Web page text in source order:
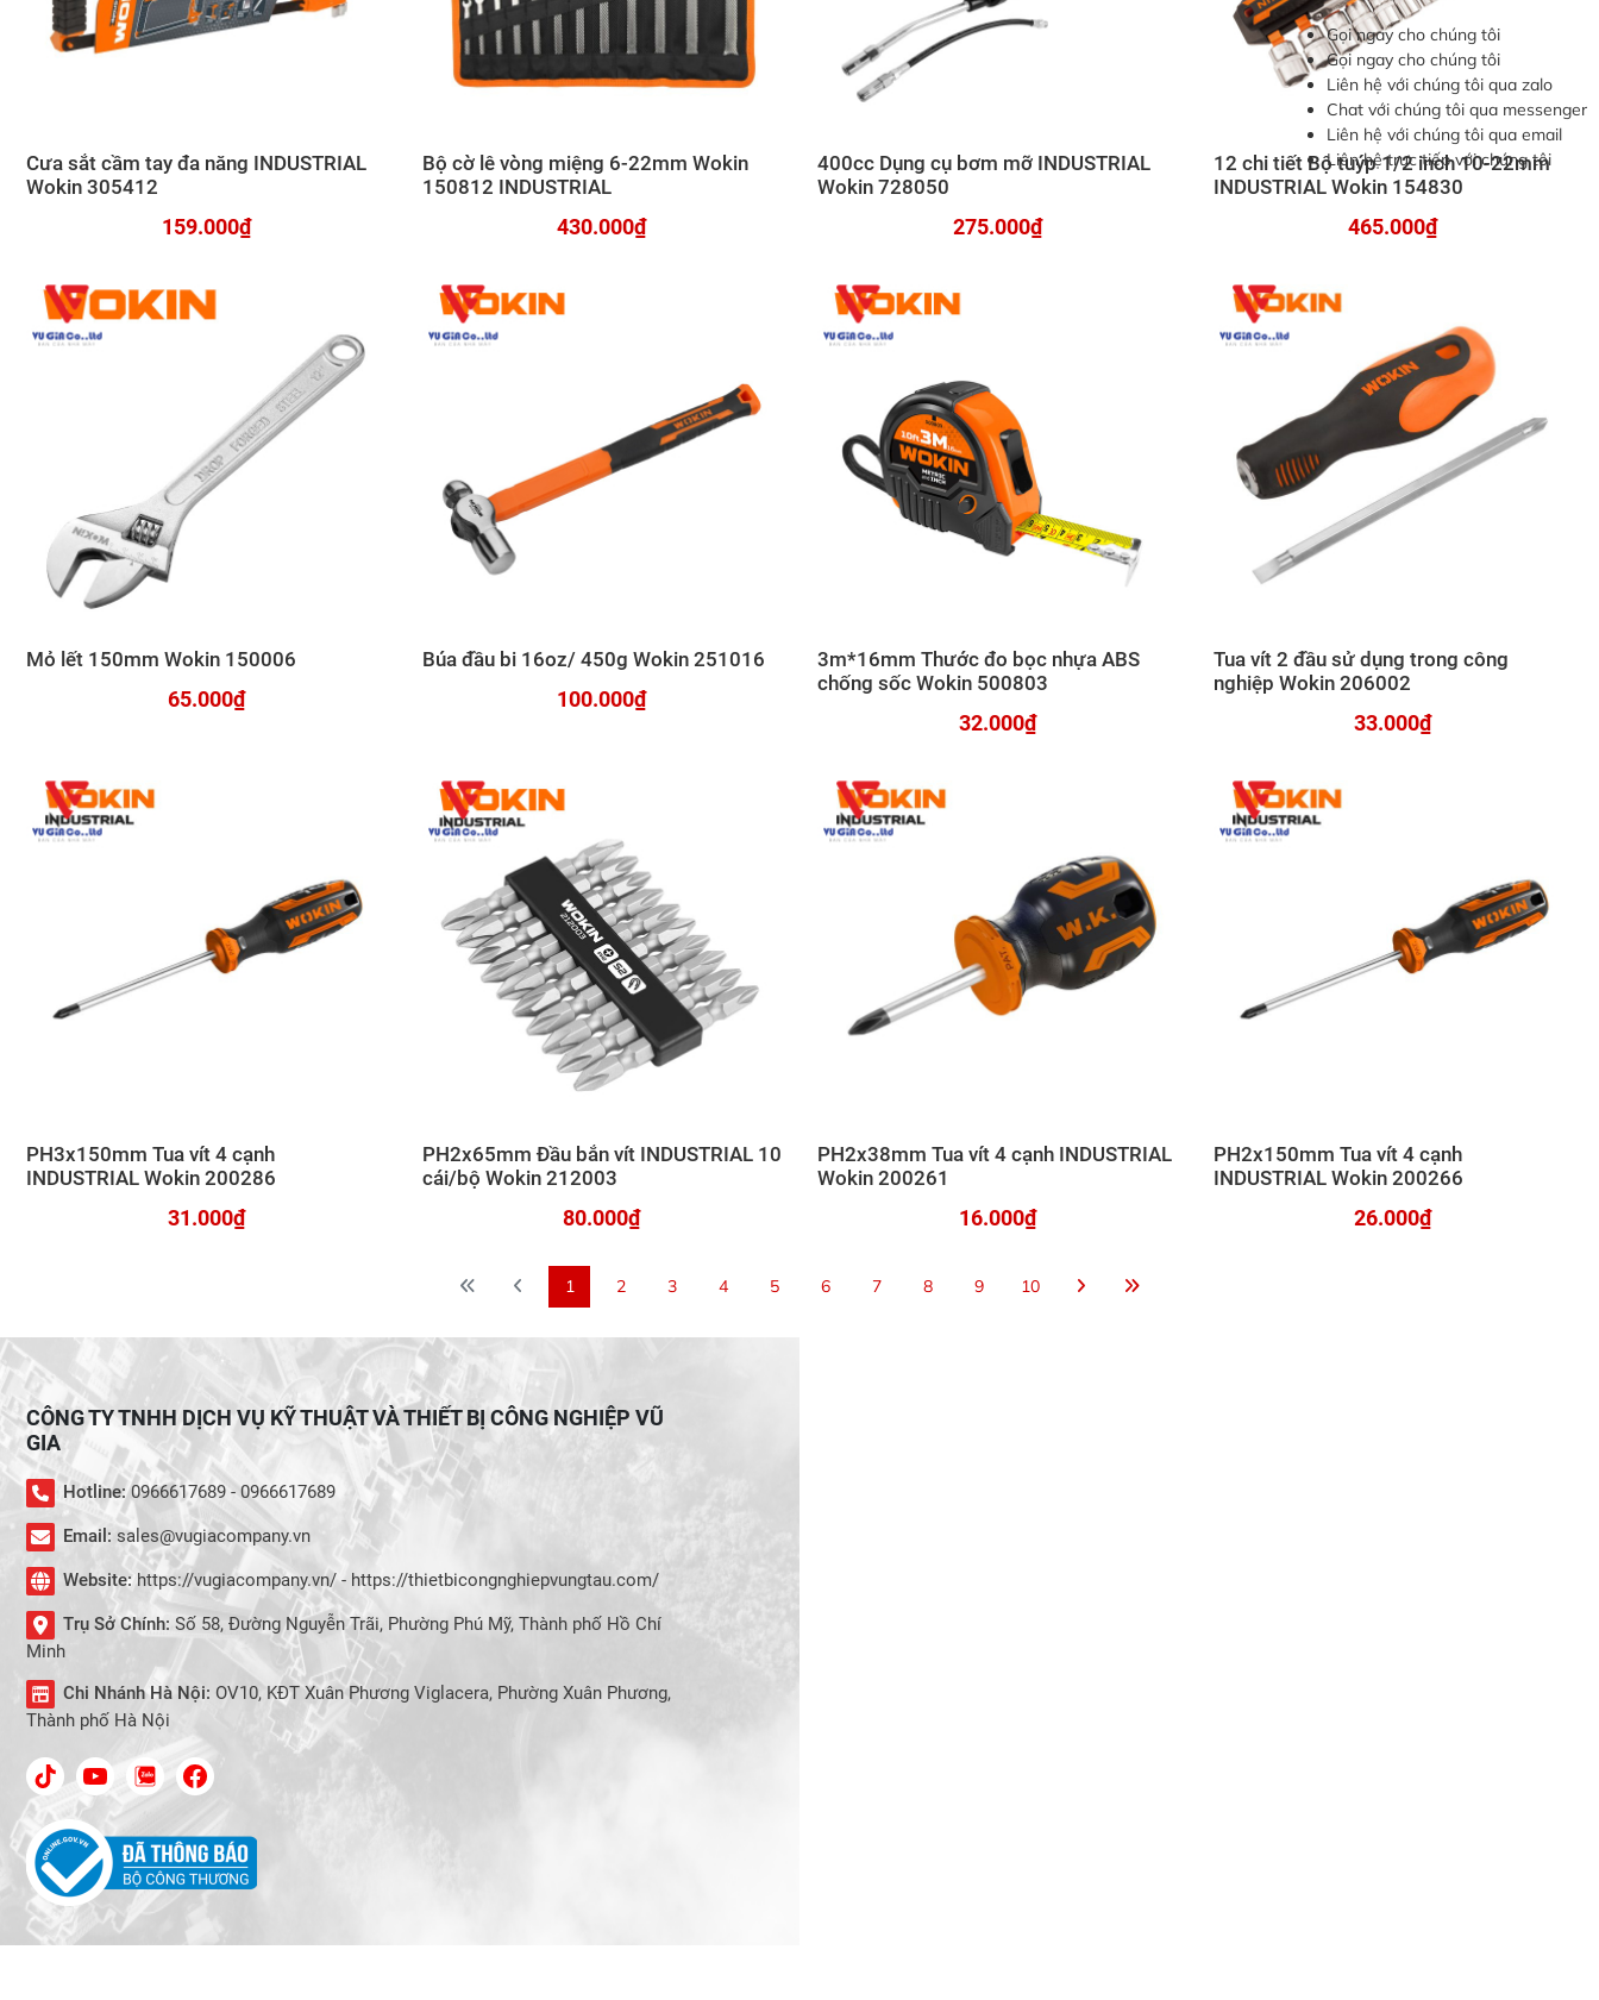
Cưa sắt cầm tay đa năng INDUSTRIAL
Wokin 305412
159.000₫
Bộ cờ lê vòng miệng 6-22mm Wokin
150812 INDUSTRIAL
430.000₫
400cc Dụng cụ bơm mỡ INDUSTRIAL
Wokin 728050
275.000₫
12 chi tiết Bộ tuýp 1/2 inch 10-22mm
INDUSTRIAL Wokin 154830
465.000₫
Mỏ lết 150mm Wokin 150006
65.000₫
Búa đầu bi 16oz/ 450g Wokin 251016
100.000₫
3m*16mm Thước đo bọc nhựa ABS
chống sốc Wokin 500803
32.000₫
Tua vít 2 đầu sử dụng trong công
nghiệp Wokin 206002
33.000₫
PH3x150mm Tua vít 4 cạnh
INDUSTRIAL Wokin 200286
31.000₫
PH2x65mm Đầu bắn vít INDUSTRIAL 10
cái/bộ Wokin 212003
80.000₫
PH2x38mm Tua vít 4 cạnh INDUSTRIAL
Wokin 200261
16.000₫
PH2x150mm Tua vít 4 cạnh
INDUSTRIAL Wokin 200266
26.000₫
1 2 3 4 5 6 7 8 9 10
CÔNG TY TNHH DỊCH VỤ KỸ THUẬT VÀ THIẾT BỊ CÔNG NGHIỆP VŨ
GIA
Hotline:0966617689 - 0966617689
Email: sales@vugiacompany.vn
Website: https://vugiacompany.vn/ - https://thietbicongnghiepvungtau.com/
Trụ Sở Chính: Số 58, Đường Nguyễn Trãi, Phường Phú Mỹ, Thành phố Hồ Chí
Minh
Chi Nhánh Hà Nội: OV10, KĐT Xuân Phương Viglacera, Phường Xuân Phương,
Thành phố Hà Nội
Gọi ngay cho chúng tôi
Gọi ngay cho chúng tôi
Liên hệ với chúng tôi qua zalo
Chat với chúng tôi qua messenger
Liên hệ với chúng tôi qua email
Liên hệ trực tiếp với chúng tôi